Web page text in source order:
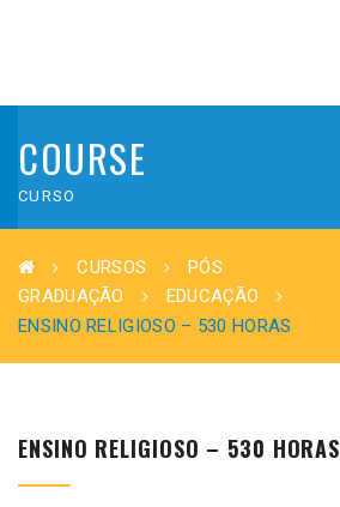
COURSE
CURSO
CURSOS
PÓS
GRADUAÇÃO
EDUCAÇÃO
ENSINO RELIGIOSO – 530 HORAS
ENSINO RELIGIOSO – 530 HORAS